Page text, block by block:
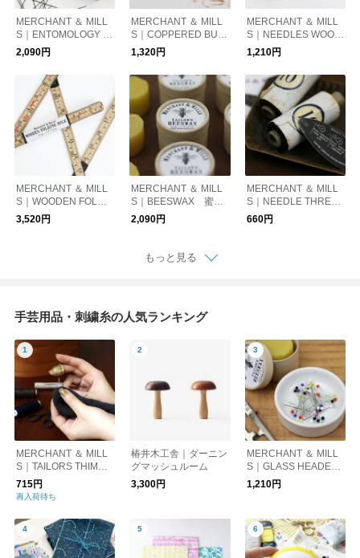
MERCHANT ＆ MILL
S｜ENTOMOLOGY PI
NS 黒虫ピン
2,090円
MERCHANT ＆ MILL
S｜COPPERED BUL
B PINS 洋ナシ型安
全ピン（銅）
1,320円
MERCHANT ＆ MILL
S｜NEEDLES WOOD
EN CASE 縫い針
1,210円
MERCHANT ＆ MILL
S｜WOODEN FOLDI
NG RULE 折り尺
3,520円
MERCHANT ＆ MILL
S｜BEESWAX 蜜蝋
ワックス
2,090円
MERCHANT ＆ MILL
S｜NEEDLE THREA
DER 糸通し
660円
もっと見る
手芸用品・刺繍糸の人気ランキング
MERCHANT ＆ MILL
S｜TAILORS THIMBL
E 指ぬき
715円
再入荷待ち
椿井木工舎｜ダーニン
グマッシュルーム
3,300円
MERCHANT ＆ MILL
S｜GLASS HEADED
PINS ガラスマチ針
1,210円